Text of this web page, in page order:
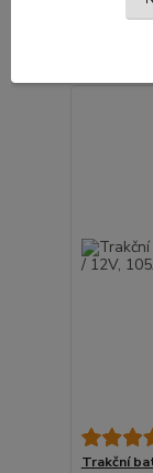
Trakční